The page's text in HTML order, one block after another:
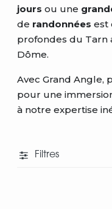
jours ou une
de randonnées est
profondes du Tarn
Dôme.
Avec Grand Angle,
pour une
à notre expertise
Filtres